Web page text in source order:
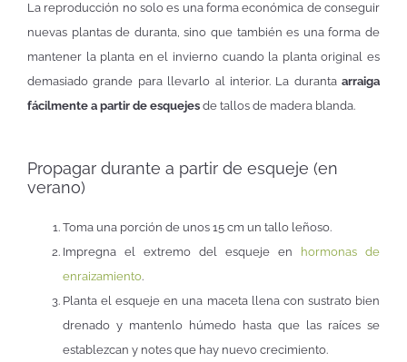
La reproducción no solo es una forma económica de conseguir
nuevas plantas de duranta, sino que también es una forma de
mantener la planta en el invierno cuando la planta original es
demasiado grande para llevarlo al interior. La duranta arraiga
fácilmente a partir de esquejes de tallos de madera blanda.
Propagar durante a partir de esqueje (en
verano)
Toma una porción de unos 15 cm un tallo leñoso.
Impregna el extremo del esqueje en
hormonas de
enraizamiento.
Planta el esqueje en una maceta llena con sustrato bien
drenado y mantenlo húmedo hasta que las raíces se
establezcan y notes que hay nuevo crecimiento.